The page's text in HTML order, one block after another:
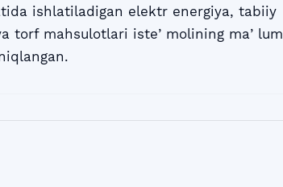
ishlatiladigan elektr energiya, tabiiy
torf mahsulotlari isteʼmolining maʼlum